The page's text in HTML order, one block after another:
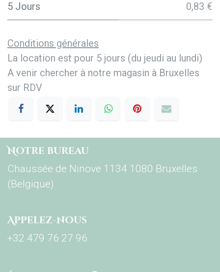
5 Jours 0,83 €
Conditions générales
La location est pour 5 jours (du jeudi au lundi)
A venir chercher à notre magasin à Bruxelles
sur RDV
Notre bureau
Chaussée de Ninove 1134 1080 Bruxelles
(Belgique)
Appelez-nous
+32 479 76 27 96